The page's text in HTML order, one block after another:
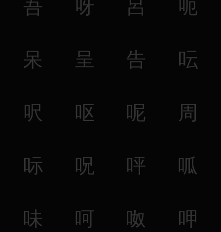
吾 呀 呂 呃
呆 呈 告 呍
呎 呕 呢 周
呩 呪 呯 呱
味 呵 呶 呷